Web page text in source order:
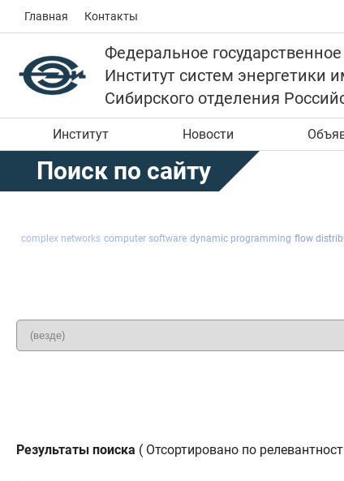
Главная Контакты
Федеральное
Институт систем энергетики
Сибирского отделения
Институт Новости
Поиск по сайту
complex networks computer software dynamic programming flow
Результаты поиска ( Отсортировано по